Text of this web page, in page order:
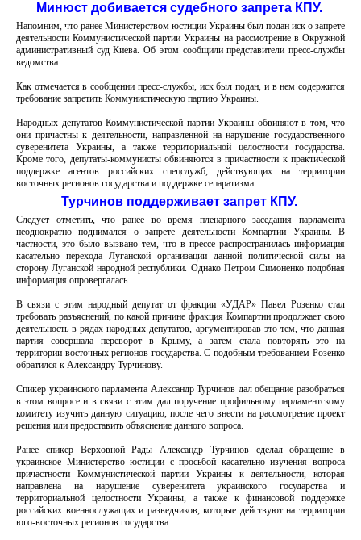
Минюст добивается судебного запрета КПУ.
Напомним, что ранее Министерством юстиции Украины был подан иск о запрете
деятельности Коммунистической партии Украины на рассмотрение в Окружной
административный суд Киева. Об этом сообщили представители пресс-службы
ведомства.
Как отмечается в сообщении пресс-службы, иск был подан, и в нем содержится
требование запретить Коммунистическую партию Украины.
Народных депутатов Коммунистической партии Украины обвиняют в том, что
они причастны к деятельности, направленной на нарушение государственного
суверенитета Украины, а также территориальной целостности государства.
Кроме того, депутаты-коммунисты обвиняются в причастности к практической
поддержке агентов российских спецслужб, действующих на территории
восточных регионов государства и поддержке сепаратизма.
Турчинов поддерживает запрет КПУ.
Следует отметить, что ранее во время пленарного заседания парламента
неоднократно поднимался о запрете деятельности Компартии Украины. В
частности, это было вызвано тем, что в прессе распространилась информация
касательно перехода Луганской организации данной политической силы на
сторону Луганской народной республики. Однако Петром Симоненко подобная
информация опровергалась.
В связи с этим народный депутат от фракции «УДАР» Павел Розенко стал
требовать разъяснений, по какой причине фракция Компартии продолжает свою
деятельность в рядах народных депутатов, аргументировав это тем, что данная
партия совершала переворот в Крыму, а затем стала повторять это на
территории восточных регионов государства. С подобным требованием Розенко
обратился к Александру Турчинову.
Спикер украинского парламента Александр Турчинов дал обещание разобраться
в этом вопросе и в связи с этим дал поручение профильному парламентскому
комитету изучить данную ситуацию, после чего внести на рассмотрение проект
решения или предоставить объяснение данного вопроса.
Ранее спикер Верховной Рады Александр Турчинов сделал обращение в
украинское Министерство юстиции с просьбой касательно изучения вопроса
причастности Коммунистической партии Украины к деятельности, которая
направлена на нарушение суверенитета украинского государства и
территориальной целостности Украины, а также к финансовой поддержке
российских военнослужащих и разведчиков, которые действуют на территории
юго-восточных регионов государства.